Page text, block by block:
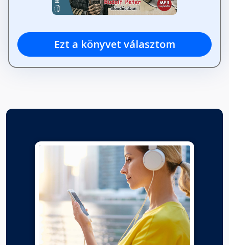
Ezt a könyvet választom